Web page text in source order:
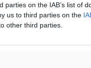
on the IAB’s list of
us to third parties on the
other third parties.
ΑΘΛΗΤΙΚΆ
ΣΕΓΑΣ: Πιστώθηκαν τα